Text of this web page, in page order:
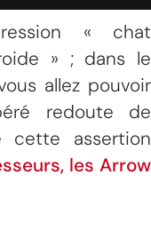
« chat
» ; dans le
allez pouvoir
redoute de
cette assertion
les Arrow